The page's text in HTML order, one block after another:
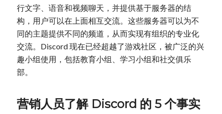
行文字、语音和视频聊天，并提供基于服务器的结
构，用户可以在上面相互交流。这些服务器可以为不
同的主题提供不同的频道，从而实现有组织的专业化
交流。Discord 现在已经超越了游戏社区，被广泛的兴
趣小组使用，包括教育小组、学习小组和社交俱乐
部。
营销人员了解 Discord 的 5 个事实